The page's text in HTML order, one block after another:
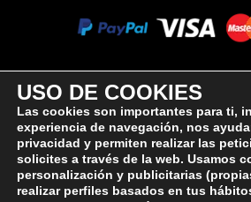
SÍGUEME
USO DE COOKIES
Las cookies son importantes para ti,
experiencia de navegación, nos
privacidad y permiten realizar las
solicites a través de la web. Usamos
personalización y publicitarias
realizar perfiles basados en tus